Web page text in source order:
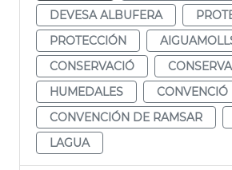
DEVESA ALBUFERA
PROTECCIÓN
CONSERVACIÓ
HUMEDALES
CONVENCIÓ
CONVENCIÓN DE RAMSAR
LAGUA